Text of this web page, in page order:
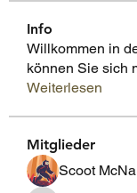
Info
Willkommen in
können Sie sich
Weiterlesen
Mitglieder
Scoot